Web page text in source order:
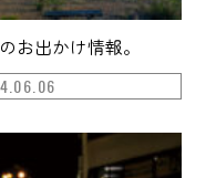
お出かけ情報。